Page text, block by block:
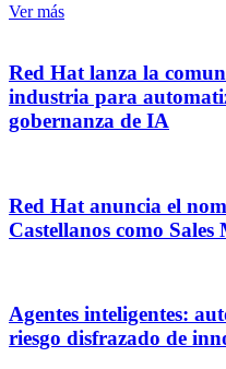
Ver más
Red Hat lanza la
industria para
gobernanza de IA
Red Hat anuncia el
Castellanos como
Agentes inteligentes:
riesgo disfrazado de